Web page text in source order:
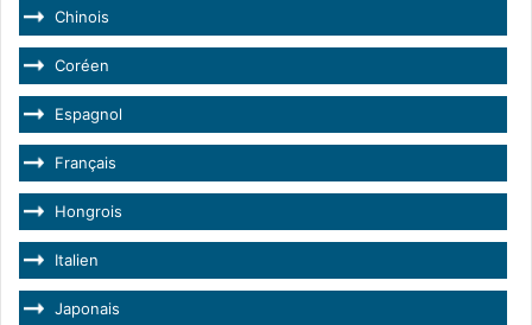
Chinois
Coréen
Espagnol
Français
Hongrois
Italien
Japonais